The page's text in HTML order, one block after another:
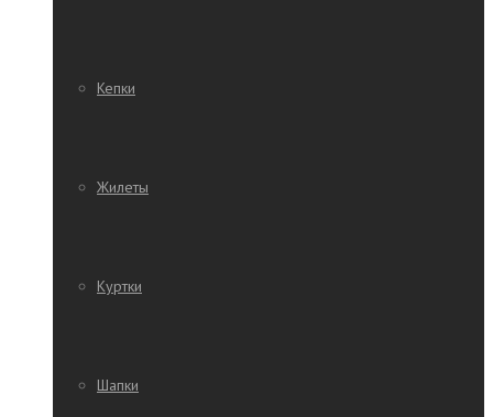
Кепки
Жилеты
Куртки
Шапки